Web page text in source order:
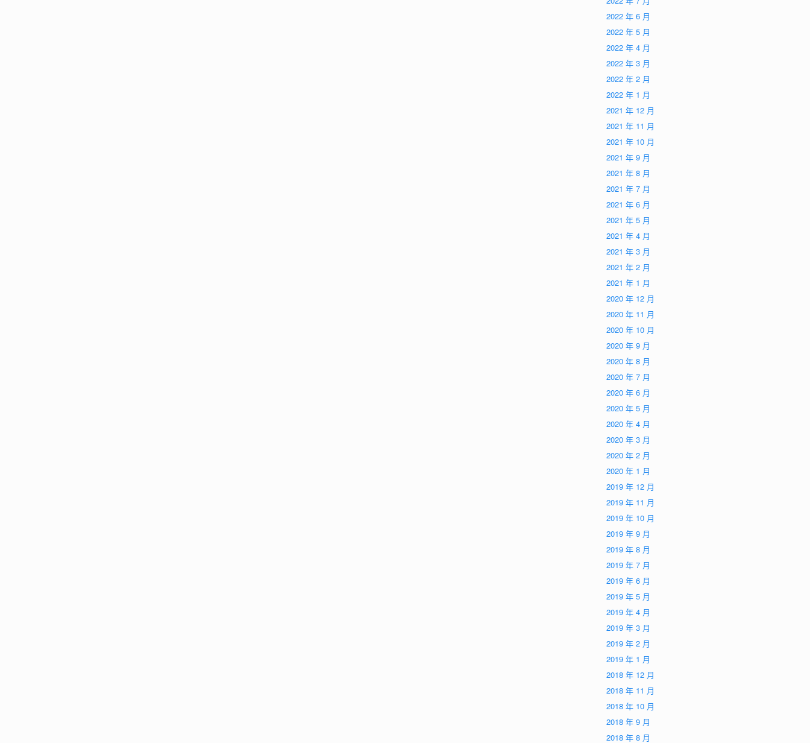
2022 年 6 月
2022 年 5 月
2022 年 4 月
2022 年 3 月
2022 年 2 月
2022 年 1 月
2021 年 12 月
2021 年 11 月
2021 年 10 月
2021 年 9 月
2021 年 8 月
2021 年 7 月
2021 年 6 月
2021 年 5 月
2021 年 4 月
2021 年 3 月
2021 年 2 月
2021 年 1 月
2020 年 12 月
2020 年 11 月
2020 年 10 月
2020 年 9 月
2020 年 8 月
2020 年 7 月
2020 年 6 月
2020 年 5 月
2020 年 4 月
2020 年 3 月
2020 年 2 月
2020 年 1 月
2019 年 12 月
2019 年 11 月
2019 年 10 月
2019 年 9 月
2019 年 8 月
2019 年 7 月
2019 年 6 月
2019 年 5 月
2019 年 4 月
2019 年 3 月
2019 年 2 月
2019 年 1 月
2018 年 12 月
2018 年 11 月
2018 年 10 月
2018 年 9 月
2018 年 8 月